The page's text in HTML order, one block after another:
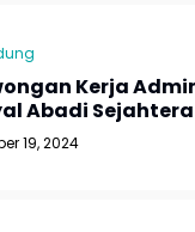
Kerja
Abadi Sejahtera
19, 2024